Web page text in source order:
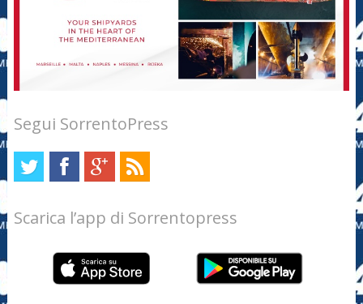
Segui SorrentoPress
Scarica l’app di Sorrentopress